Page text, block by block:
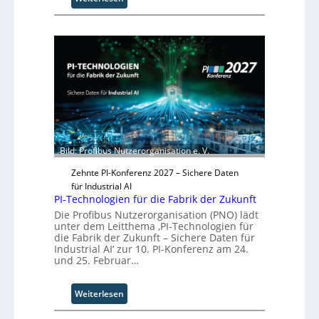
r
g
h
t
w
e
i
t
e
r
S
l
i
d
S
y
s
t
e
m
T
e
a
m
t
r
i
t
t
I
n
d
Bild: Profibus Nutzerorganisation e. V.
Zehnte PI-Konferenz 2027 – Sichere Daten
für Industrial AI
PI-Technologien für die Fabrik der Zukunft
Die Profibus Nutzerorganisation (PNO) lädt
unter dem Leitthema ‚PI-Technologien für
die Fabrik der Zukunft – Sichere Daten für
Industrial AI‘ zur 10. PI-Konferenz am 24.
und 25. Februar…
Weiterlesen:
P